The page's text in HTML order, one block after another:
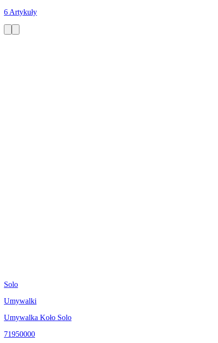
6 Artykuły
Solo
Umywalki
Umywalka Koło Solo
71950000